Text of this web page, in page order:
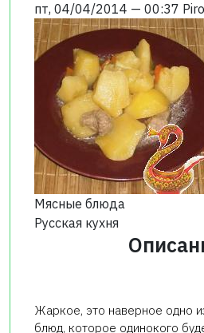
пт, 04/04/2014 — 00:37
Мясные блюда
Русская кухня
Жаркое, это наверное одно
блюд, которое одинокого